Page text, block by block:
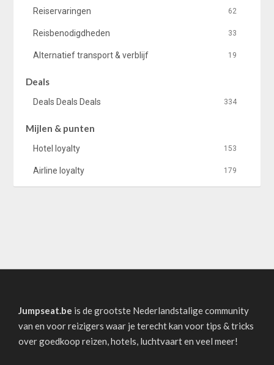
62
Reiservaringen
33
Reisbenodigdheden
19
Alternatief transport & verblijf
Deals
334
Deals Deals Deals
Mijlen & punten
153
Hotel loyalty
179
Airline loyalty
Jumpseat.be is de grootste Nederlandstalige community
van en voor reizigers waar je terecht kan voor tips & tricks
over goedkoop reizen, hotels, luchtvaart en veel meer!